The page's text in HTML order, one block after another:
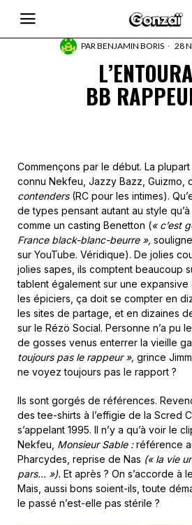
PARBENJAMIN BORIS 28
BB
Commençons par le début. La
connu Nekfeu, Jazzy Bazz, Guizmo,
contenders(RC pour les intimes).
de types pensant autant au style
comme un casting Benetton (« c’est
France black-blanc-beurre »,
sur YouTube. Véridique). De jolies
jolies sapes, ils comptent beaucoup
tablent également sur une expansive
les épiciers, ça doit se compter en
les sites de partage, et en dizaines
sur le Rézö Social. Personne n’a pu
de gosses venus enterrer la vieille
toujours pas le rappeur », grince
ne voyez toujours pas le rapport ?
Ils sont gorgés de références.
des tee-shirts à l’effigie de la Scred
s’appelant 1995. Il n’y a qu’à voir le
Nekfeu, Monsieur Sable :référence
Pharcydes, reprise de Nas (« la vie
pars… »). Et après ? On s’accorde à
Mais, aussi bons soient-ils, toute
le passé n’est-elle pas stérile ?